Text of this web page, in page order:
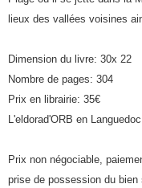
lieux des vallées voisines
Dimension du livre: 30x 22
Nombre de pages: 304
Prix en librairie: 35€
L'eldorad'ORB en Languedoc
Prix non négociable,
prise de possession du